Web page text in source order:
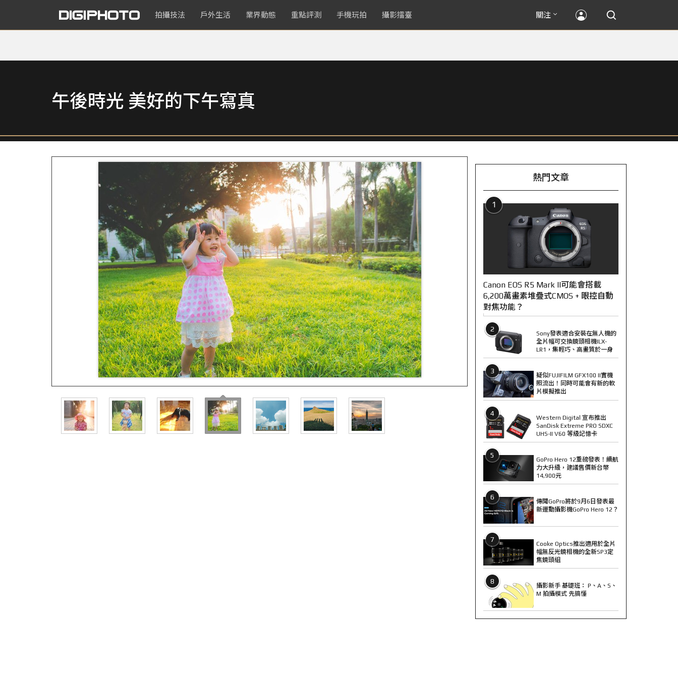
拍攝技法 戶外生活 業界動態 重點評測 手機玩拍 攝影擂臺 關注
午後時光 美好的下午寫真
熱門文章
1
Canon EOS R5 Mark II可能會搭載
6,200萬畫素堆疊式CMOS + 眼控自動
對焦功能？
2
Sony發表適合安裝在無人機的
全片幅可交換鏡頭相機ILX-
LR1，集輕巧、高畫質於一身
3
疑似FUJIFILM GFX100 II實機
照流出！同時可能會有新的軟
片模擬推出
4
Western Digital 宣布推出
SanDisk Extreme PRO SDXC
UHS-II V60 等級記憶卡
5
GoPro Hero 12重磅發表！續航
力大升級，建議售價新台幣
14,900元
6
傳聞GoPro將於9月6日發表最
新運動攝影機GoPro Hero 12？
7
Cooke Optics推出適用於全片
幅無反光鏡相機的全新SP3定
焦鏡頭組
8
攝影新手 基礎班： P、A、S、
M 拍攝模式 先搞懂